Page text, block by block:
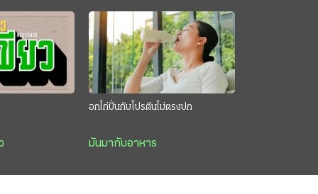
อกไก่ปั่นกับโปรตีนไม่ตรงปก
มันมากับอาหาร